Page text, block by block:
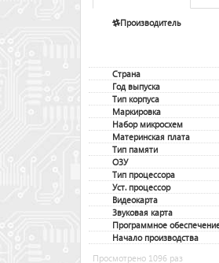
Производитель
Страна
Год выпуска
Тип корпуса
Маркировка
Набор микросхем
Материнская плата
Тип памяти
ОЗУ
Тип процессора
Уст. процессор
Видеокарта
Звуковая карта
Программное
Начало производства
Просмотрено 1096 раз